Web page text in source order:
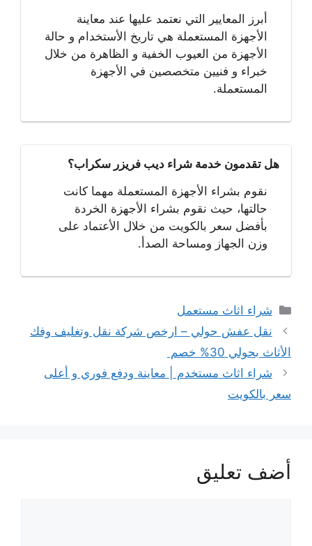
أبرز المعايير التي نعتمد عليها عند معاينة
الأجهزة المستعملة هي تاريخ الأستخدام و حالة
الأجهزة من العيوب الخفية و الظاهرة من خلال
خبراء و فنيين متخصصين في الأجهزة
المستعملة.
هل تقدمون خدمة شراء ديب فريزر سكراب؟
نقوم بشراء الأجهزة المستعملة مهما كانت
حالتها، حيث نقوم بشراء الأجهزة الخردة
بأفضل سعر بالكويت من خلال الأعتماد على
وزن الجهاز ومساحة الصدأ.
التصنيفات
شراء اثاث مستعمل
نقل عفش حولي – ارخص شركة نقل وتغليف وفك
الأثاث بحولي 30% خصم
شراء اثاث مستخدم | معاينة ودفع فوري و أعلى
سعر بالكويت
أضف تعليق